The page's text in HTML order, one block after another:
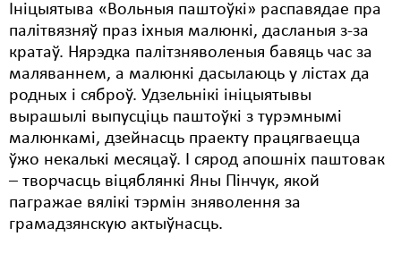
Ініцыятыва «Вольныя паштоўкі» распавядае пра
палітвязняў праз іхныя малюнкі, дасланыя з-за
кратаў. Нярэдка палітзняволеныя бавяць час за
маляваннем, а малюнкі дасылаюць у лістах да
родных і сяброў. Удзельнікі ініцыятывы
вырашылі выпусціць паштоўкі з турэмнымі
малюнкамі, дзейнасць праекту працягваецца
ўжо некалькі месяцаў. І сярод апошніх паштовак
– творчасць віцяблянкі Яны Пінчук, якой
пагражае вялікі тэрмін зняволення за
грамадзянскую актыўнасць.
Мірныя сходы
Палітвязьні
Праваабаронцы
Правы дзіцяці
Пэнітэнцыярная сыстэма
Распальваньне варожасьці
Рознае